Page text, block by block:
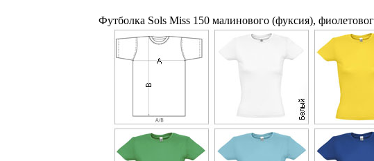
Футболка Sols Miss 150 малинового (фуксия),